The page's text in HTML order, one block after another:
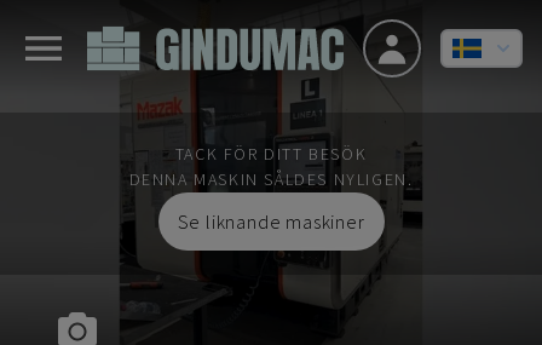
TACK FÖR DITT BESÖK
DENNA MASKIN SÅLDES NYLIGEN.
Se liknande maskiner